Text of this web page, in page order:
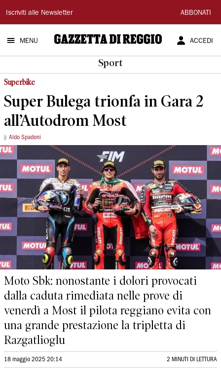
Gazzetta
di
Reggio
Iscriviti alle Newsletter ABBONATI
MENU ACCEDI
Sport
Superbike
Super Bulega trionfa in Gara 2
all’Autodrom Most
Aldo Spadoni
Moto Sbk: nonostante i dolori provocati
dalla caduta rimediata nelle prove di
venerdì a Most il pilota reggiano evita con
una grande prestazione la tripletta di
Razgatlioglu
18 maggio 2025 20:14 2 MINUTI DI LETTURA